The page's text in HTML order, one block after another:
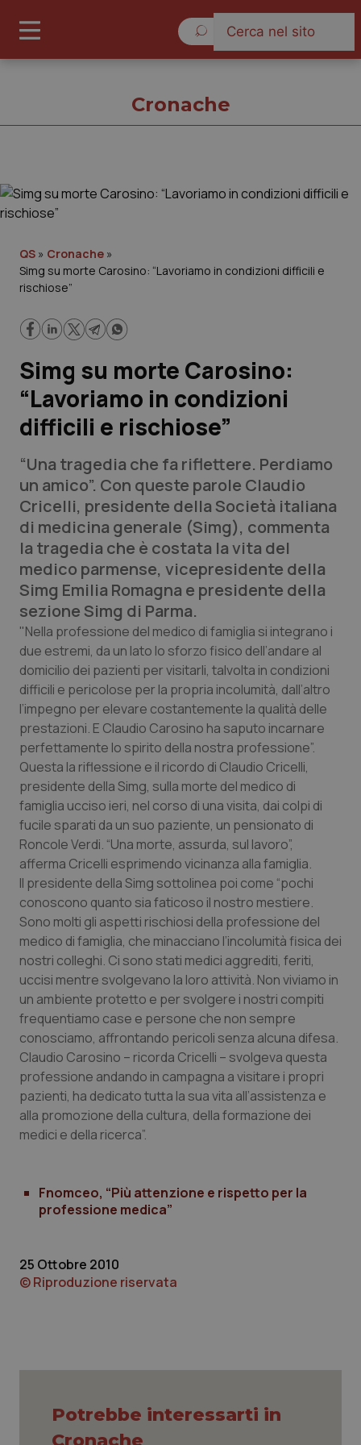
Governo e Parlamento
Regioni e Asl
Lavoro e Professioni
Scienza e Farmaci
Studi e Analisi
Lettere al direttore
Edizioni Regionali
QS Pro
Professionisti Sanitari.AI
Abruzzo
Basilicata
Calabria
Campania
Emilia-Romagna
Friuli Venezia Giulia
Lazio
Liguria
Lombardia
Marche
Molise
Piemonte
Provincia Autonoma di Trento
Sardegna
Umbria
QS Pro Gold
Artrite & artrosi
Asma & BPCO
Car-T
Colesterolo & coronaropatie
Dermatite Atopica
Diabete & glucometri
Disturbi dell’umore
Dolore
Donna & Salute
Epatiti
HIV
Ipertensione & Scompenso
Malattia di Crohn & Rettocolite Ulcerosa
Oftalmologia
QS Club Newsletter
Cronache
QS » Cronache »
Simg su morte Carosino: “Lavoriamo in condizioni difficili e
rischiose”
Simg su morte Carosino:
“Lavoriamo in condizioni
difficili e rischiose”
“Una tragedia che fa riflettere. Perdiamo
un amico”. Con queste parole Claudio
Cricelli, presidente della Società italiana
di medicina generale (Simg), commenta
la tragedia che è costata la vita del
medico parmense, vicepresidente della
Simg Emilia Romagna e presidente della
sezione Simg di Parma.
"Nella professione del medico di famiglia si integrano i
due estremi, da un lato lo sforzo fisico dell’andare al
domicilio dei pazienti per visitarli, talvolta in condizioni
difficili e pericolose per la propria incolumità, dall’altro
l’impegno per elevare costantemente la qualità delle
prestazioni. E Claudio Carosino ha saputo incarnare
perfettamente lo spirito della nostra professione”.
Questa la riflessione e il ricordo di Claudio Cricelli,
presidente della Simg, sulla morte del medico di
famiglia ucciso ieri, nel corso di una visita, dai colpi di
fucile sparati da un suo paziente, un pensionato di
Roncole Verdi. “Una morte, assurda, sul lavoro”,
afferma Cricelli esprimendo vicinanza alla famiglia.
Il presidente della Simg sottolinea poi come “pochi
conoscono quanto sia faticoso il nostro mestiere.
Sono molti gli aspetti rischiosi della professione del
medico di famiglia, che minacciano l’incolumità fisica dei
nostri colleghi. Ci sono stati medici aggrediti, feriti,
uccisi mentre svolgevano la loro attività. Non viviamo in
un ambiente protetto e per svolgere i nostri compiti
frequentiamo case e persone che non sempre
conosciamo, affrontando pericoli senza alcuna difesa.
Claudio Carosino – ricorda Cricelli – svolgeva questa
professione andando in campagna a visitare i propri
pazienti, ha dedicato tutta la sua vita all’assistenza e
alla promozione della cultura, della formazione dei
medici e della ricerca”.
Fnomceo, “Più attenzione e rispetto per la
professione medica”
25 Ottobre 2010
© Riproduzione riservata
Potrebbe interessarti in
Cronache